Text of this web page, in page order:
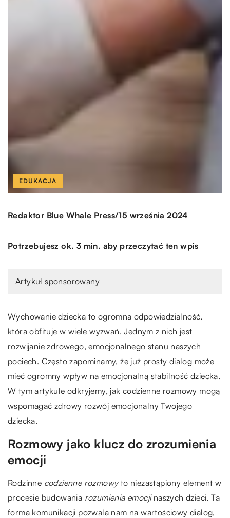
EDUKACJA
Redaktor Blue Whale Press/15 września 2024
Potrzebujesz ok. 3 min. aby przeczytać ten wpis
Artykuł sponsorowany
Wychowanie dziecka to ogromna odpowiedzialność,
która obfituje w wiele wyzwań. Jednym z nich jest
rozwijanie zdrowego, emocjonalnego stanu naszych
pociech. Często zapominamy, że już prosty dialog może
mieć ogromny wpływ na emocjonalną stabilność dziecka.
W tym artykule odkryjemy, jak codzienne rozmowy mogą
wspomagać zdrowy rozwój emocjonalny Twojego
dziecka.
Rozmowy jako klucz do zrozumienia
emocji
Rodzinne codzienne rozmowyto niezastąpiony element w
procesie budowania rozumienia emocjinaszych dzieci. Ta
forma komunikacji pozwala nam na wartościowy dialog,